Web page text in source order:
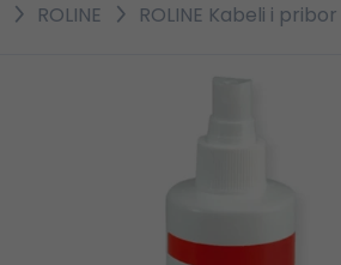
ROLINE ROLINE Kabeli i pribor